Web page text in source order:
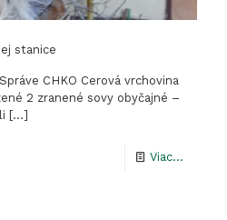
stanice
CHKO Cerová vrchovina
2 zranené sovy obyčajné –
[…]
Viac...